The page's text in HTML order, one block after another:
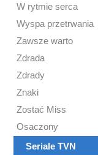
W rytmie serca
Wyspa przetrwania
Zawsze warto
Zdrada
Zdrady
Znaki
Zostać Miss
Osaczony
Seriale TVN